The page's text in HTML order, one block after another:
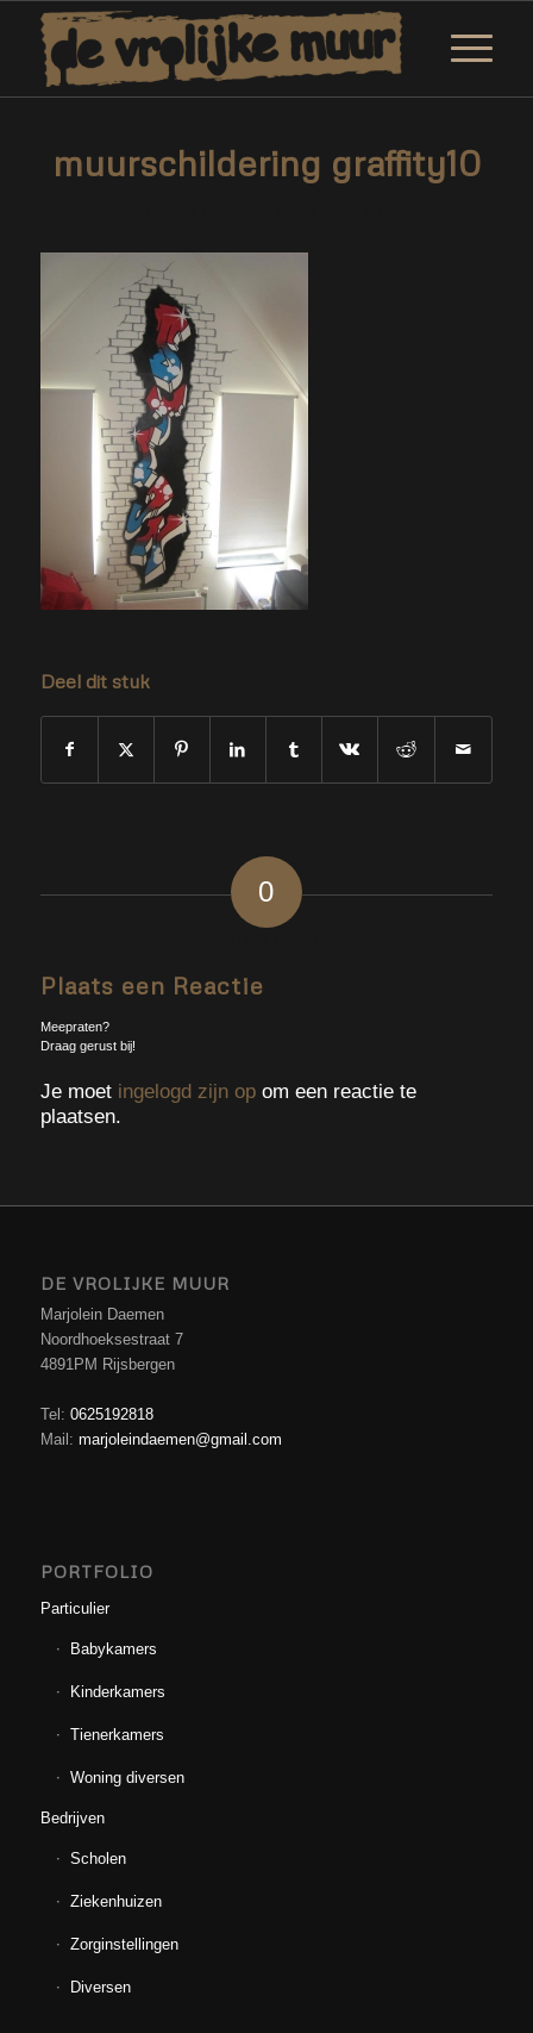
muurschildering graffity10
Deel dit stuk
0
Plaats een Reactie
Meepraten?
Draag gerust bij!
Je moet ingelogd zijn opom een reactie te
plaatsen.
DE VROLIJKE MUUR
Marjolein Daemen
Noordhoeksestraat 7
4891PM Rijsbergen
Tel: 0625192818
Mail: marjoleindaemen@gmail.com
PORTFOLIO
Particulier
Babykamers
Kinderkamers
Tienerkamers
Woning diversen
Bedrijven
Scholen
Ziekenhuizen
Zorginstellingen
Diversen